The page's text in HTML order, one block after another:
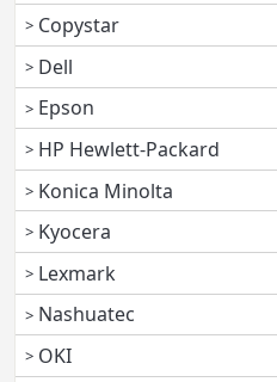
Copystar
Dell
Epson
HP Hewlett-Packard
Konica Minolta
Kyocera
Lexmark
Nashuatec
OKI